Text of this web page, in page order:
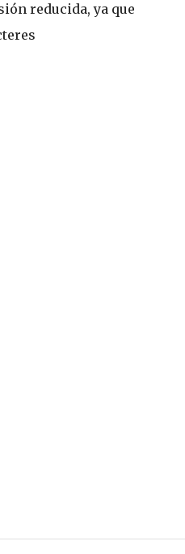
reducida, ya que